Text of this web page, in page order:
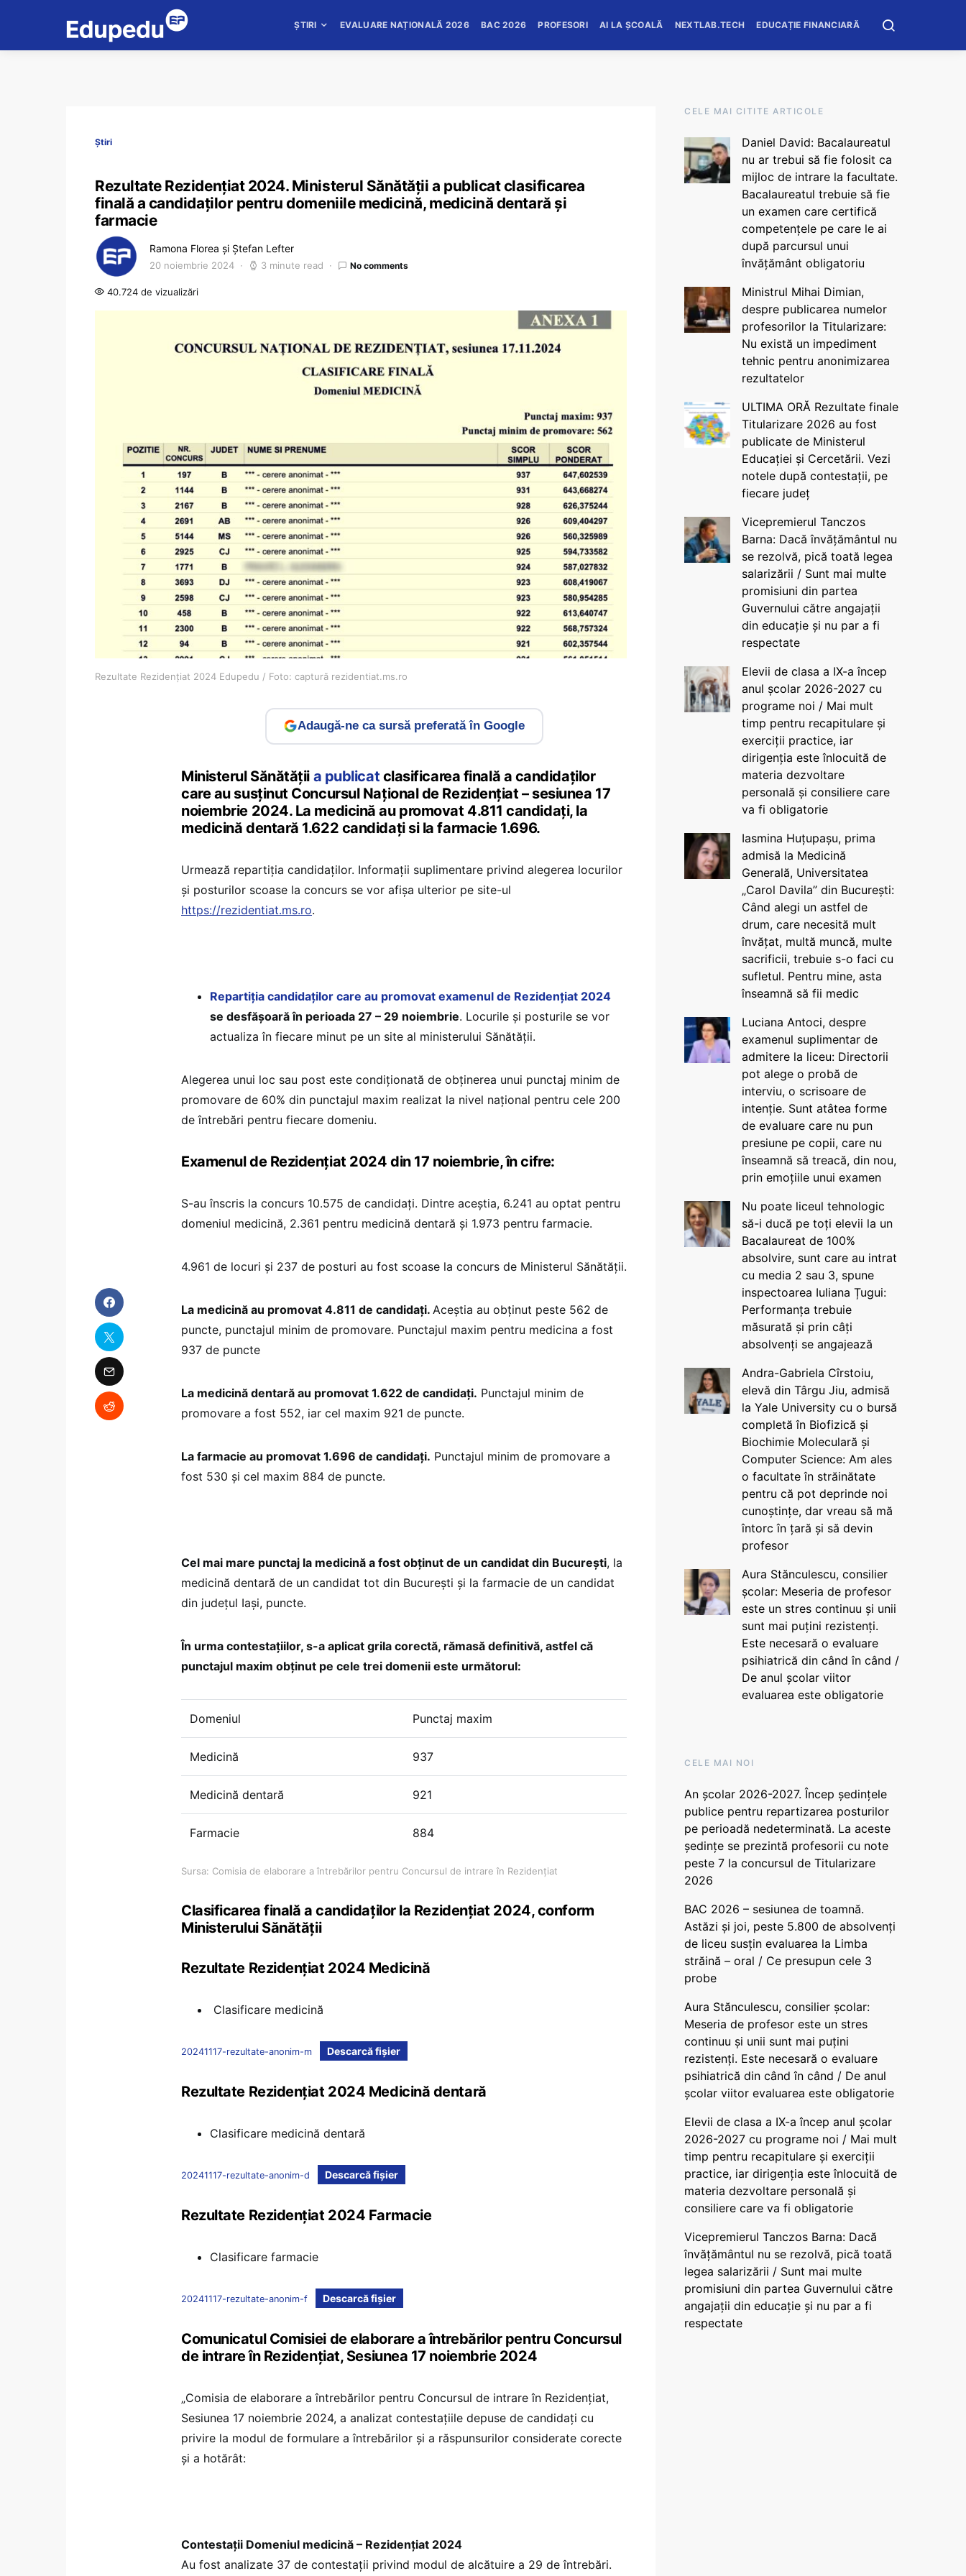
ȘTIRI EVALUARE NAȚIONALĂ 2026 BAC 2026 PROFESORI AI LA ȘCOALĂ NEXTLAB.TECH EDUCAȚIE FINANCIARĂ
Știri
Rezultate Rezidențiat 2024. Ministerul Sănătății a publicat clasificarea
finală a candidaților pentru domeniile medicină, medicină dentară și
farmacie
Ramona Florea și Ștefan Lefter
20 noiembrie 2024 3 minute read No comments
40.724 de vizualizări
Rezultate Rezidențiat 2024 Edupedu / Foto: captură rezidentiat.ms.ro
Adaugă-ne ca sursă preferată în Google
Ministerul Sănătății a publicat clasificarea finală a candidaților
care au susținut Concursul Național de Rezidențiat – sesiunea 17
noiembrie 2024. La medicină au promovat 4.811 candidați, la
medicină dentară 1.622 candidați si la farmacie 1.696.
Urmează repartiția candidaților. Informații suplimentare privind alegerea locurilor
și posturilor scoase la concurs se vor afișa ulterior pe site-ul
https://rezidentiat.ms.ro.
Repartiția candidaților care au promovat examenul de Rezidențiat 2024
se desfășoară în perioada 27 – 29 noiembrie. Locurile și posturile se vor
actualiza în fiecare minut pe un site al ministerului Sănătății.
Alegerea unui loc sau post este condiționată de obținerea unui punctaj minim de
promovare de 60% din punctajul maxim realizat la nivel național pentru cele 200
de întrebări pentru fiecare domeniu.
Examenul de Rezidențiat 2024 din 17 noiembrie, în cifre:
S-au înscris la concurs 10.575 de candidați. Dintre aceștia, 6.241 au optat pentru
domeniul medicină, 2.361 pentru medicină dentară și 1.973 pentru farmacie.
4.961 de locuri și 237 de posturi au fost scoase la concurs de Ministerul Sănătății.
La medicină au promovat 4.811 de candidați. Aceștia au obținut peste 562 de
puncte, punctajul minim de promovare. Punctajul maxim pentru medicina a fost
937 de puncte
La medicină dentară au promovat 1.622 de candidați. Punctajul minim de
promovare a fost 552, iar cel maxim 921 de puncte.
La farmacie au promovat 1.696 de candidați. Punctajul minim de promovare a
fost 530 și cel maxim 884 de puncte.
Cel mai mare punctaj la medicină a fost obţinut de un candidat din București, la
medicină dentară de un candidat tot din București și la farmacie de un candidat
din județul Iași, puncte.
În urma contestațiilor, s-a aplicat grila corectă, rămasă definitivă, astfel că
punctajul maxim obținut pe cele trei domenii este următorul:
Domeniul Punctaj maxim
Medicină 937
Medicină dentară 921
Farmacie 884
Sursa: Comisia de elaborare a întrebărilor pentru Concursul de intrare în Rezidențiat
Clasificarea finală a candidaților la Rezidențiat 2024, conform
Ministerului Sănătății
Rezultate Rezidențiat 2024 Medicină
Clasificare medicină
20241117-rezultate-anonim-m Descarcă fișier
Rezultate Rezidențiat 2024 Medicină dentară
Clasificare medicină dentară
20241117-rezultate-anonim-d Descarcă fișier
Rezultate Rezidențiat 2024 Farmacie
Clasificare farmacie
20241117-rezultate-anonim-f Descarcă fișier
Comunicatul Comisiei de elaborare a întrebărilor pentru Concursul
de intrare în Rezidențiat, Sesiunea 17 noiembrie 2024
„Comisia de elaborare a întrebărilor pentru Concursul de intrare în Rezidențiat,
Sesiunea 17 noiembrie 2024, a analizat contestațiile depuse de candidați cu
privire la modul de formulare a întrebărilor și a răspunsurilor considerate corecte
și a hotărât:
Contestații Domeniul medicină – Rezidențiat 2024
Au fost analizate 37 de contestații privind modul de alcătuire a 29 de întrebări.
CELE MAI CITITE ARTICOLE
Daniel David: Bacalaureatul
nu ar trebui să fie folosit ca
mijloc de intrare la facultate.
Bacalaureatul trebuie să fie
un examen care certifică
competențele pe care le ai
după parcursul unui
învățământ obligatoriu
Ministrul Mihai Dimian,
despre publicarea numelor
profesorilor la Titularizare:
Nu există un impediment
tehnic pentru anonimizarea
rezultatelor
ULTIMA ORĂ Rezultate finale
Titularizare 2026 au fost
publicate de Ministerul
Educației și Cercetării. Vezi
notele după contestații, pe
fiecare județ
Vicepremierul Tanczos
Barna: Dacă învățământul nu
se rezolvă, pică toată legea
salarizării / Sunt mai multe
promisiuni din partea
Guvernului către angajații
din educație și nu par a fi
respectate
Elevii de clasa a IX-a încep
anul școlar 2026-2027 cu
programe noi / Mai mult
timp pentru recapitulare și
exerciții practice, iar
dirigenția este înlocuită de
materia dezvoltare
personală și consiliere care
va fi obligatorie
Iasmina Huțupașu, prima
admisă la Medicină
Generală, Universitatea
„Carol Davila” din București:
Când alegi un astfel de
drum, care necesită mult
învățat, multă muncă, multe
sacrificii, trebuie s-o faci cu
sufletul. Pentru mine, asta
înseamnă să fii medic
Luciana Antoci, despre
examenul suplimentar de
admitere la liceu: Directorii
pot alege o probă de
interviu, o scrisoare de
intenție. Sunt atâtea forme
de evaluare care nu pun
presiune pe copii, care nu
înseamnă să treacă, din nou,
prin emoțiile unui examen
Nu poate liceul tehnologic
să-i ducă pe toți elevii la un
Bacalaureat de 100%
absolvire, sunt care au intrat
cu media 2 sau 3, spune
inspectoarea Iuliana Țugui:
Performanța trebuie
măsurată și prin câți
absolvenți se angajează
Andra-Gabriela Cîrstoiu,
elevă din Târgu Jiu, admisă
la Yale University cu o bursă
completă în Biofizică și
Biochimie Moleculară și
Computer Science: Am ales
o facultate în străinătate
pentru că pot deprinde noi
cunoștințe, dar vreau să mă
întorc în țară și să devin
profesor
Aura Stănculescu, consilier
școlar: Meseria de profesor
este un stres continuu și unii
sunt mai puțini rezistenți.
Este necesară o evaluare
psihiatrică din când în când /
De anul școlar viitor
evaluarea este obligatorie
CELE MAI NOI
An școlar 2026-2027. Încep ședințele
publice pentru repartizarea posturilor
pe perioadă nedeterminată. La aceste
ședințe se prezintă profesorii cu note
peste 7 la concursul de Titularizare
2026
BAC 2026 – sesiunea de toamnă.
Astăzi și joi, peste 5.800 de absolvenți
de liceu susțin evaluarea la Limba
străină – oral / Ce presupun cele 3
probe
Aura Stănculescu, consilier școlar:
Meseria de profesor este un stres
continuu și unii sunt mai puțini
rezistenți. Este necesară o evaluare
psihiatrică din când în când / De anul
școlar viitor evaluarea este obligatorie
Elevii de clasa a IX-a încep anul școlar
2026-2027 cu programe noi / Mai mult
timp pentru recapitulare și exerciții
practice, iar dirigenția este înlocuită de
materia dezvoltare personală și
consiliere care va fi obligatorie
Vicepremierul Tanczos Barna: Dacă
învățământul nu se rezolvă, pică toată
legea salarizării / Sunt mai multe
promisiuni din partea Guvernului către
angajații din educație și nu par a fi
respectate